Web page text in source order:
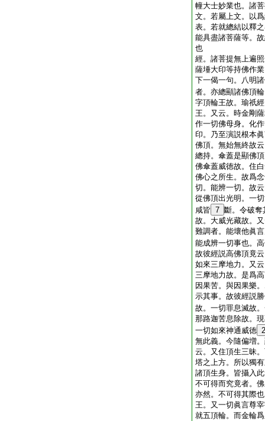
幢大士妙業也。諸
文。若屬上文。以
表。若就總結以釋
能具盡諸菩薩等。
也
經。諸菩提無上遍
薩埵大印等持佛作
下一偈一句。八明
者。亦總顯諸佛頂
字頂輪王故。瑜祇
王。又云。時金剛
作一切佛母身。化
印。乃至演説根本
佛頂。無始無終故
總持。傘蓋是顯佛
佛傘蓋威徳故。住
佛心之所生。故爲
切。能辨一切。故
從佛頂出光明。一
咸皆 7 斷。令破
故。大威光藏故。
難調者。能壞他眞
能成辨一切事也。
故彼經説高佛頂竟
如來三摩地力。又
三摩地力故。是爲
因果苦。與因果樂
示其事。故彼經説
故。一切罪息滅故
那路迦苦息除故。
一切如來神通威徳 2
無此義。今隨偏増
云。又住頂生三昧
塔之上方。所以獨
諸頂生身。皆攝入
不可得而究竟者。
亦然。不可得其際
王。又一切眞言尊
就五頂輪。而金輪